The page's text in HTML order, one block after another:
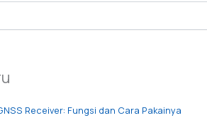
Receiver: Fungsi dan Cara Pakainya